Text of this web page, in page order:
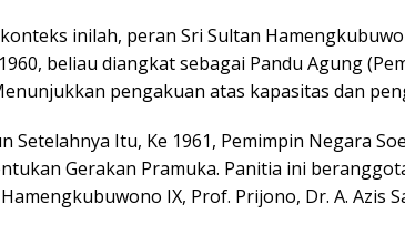
inilah, peran Sri Sultan
beliau diangkat sebagai Pandu Agung
pengakuan atas kapasitas dan
Setelahnya Itu, Ke 1961, Pemimpin Negara
Gerakan Pramuka. Panitia ini
IX, Prof. Prijono, Dr. A. Azis